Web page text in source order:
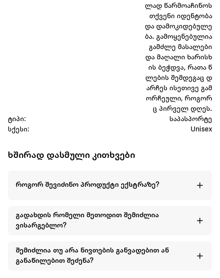
ლად წარმოაჩინოს
თქვენი იდენტობა
და დამოკიდებულე
ბა. გამოყენებულია
გამძლე მასალები
და მაღალი ხარისხ
ის ბეჭდვა, რათა წ
ლების შემდეგაც დ
არჩეს ისეთივე გამ
ორჩეული, როგორ
ც პირველ დღეს.
ტიპი:
საპასპორტე
სქესი:
Unisex
ხშირად დასმული კითხვები
როგორ შევიძინო პროდუქტი ექსტრაზე?
გადახდის რომელი მეთოდით შემიძლია
ვისარგებლო?
შემიძლია თუ არა ნივთების განვადებით ან
განაწილებით შეძენა?